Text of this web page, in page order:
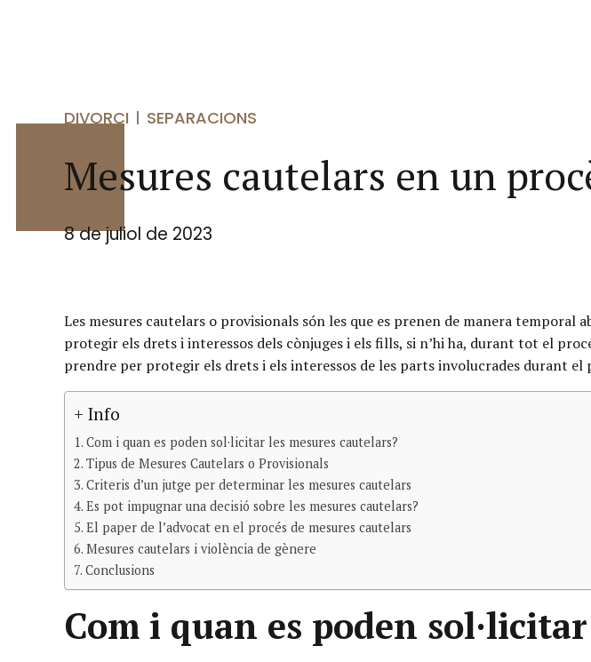
DIVORCI SEPARACIONS
Mesures cautelars en un
8 de juliol de 2023
Les mesures cautelars o provisionals són les que es prenen de manera
protegir els drets i interessos dels cònjuges i els fills, si n’hi ha, durant tot el
prendre per protegir els drets i els interessos de les parts involucrades durant el
+ Info
Com i quan es poden sol·licitar les mesures cautelars?
Tipus de Mesures Cautelars o Provisionals
Criteris d’un jutge per determinar les mesures cautelars
Es pot impugnar una decisió sobre les mesures cautelars?
El paper de l’advocat en el procés de mesures cautelars
Mesures cautelars i violència de gènere
Conclusions
Com i quan es poden